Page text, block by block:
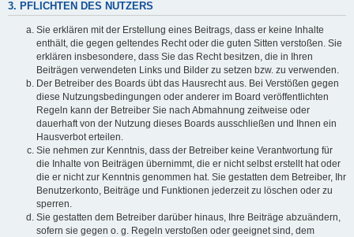
3. PFLICHTEN DES NUTZERS
Sie erklären mit der Erstellung eines Beitrags, dass er keine Inhalte
enthält, die gegen geltendes Recht oder die guten Sitten verstoßen. Sie
erklären insbesondere, dass Sie das Recht besitzen, die in Ihren
Beiträgen verwendeten Links und Bilder zu setzen bzw. zu verwenden.
Der Betreiber des Boards übt das Hausrecht aus. Bei Verstößen gegen
diese Nutzungsbedingungen oder anderer im Board veröffentlichten
Regeln kann der Betreiber Sie nach Abmahnung zeitweise oder
dauerhaft von der Nutzung dieses Boards ausschließen und Ihnen ein
Hausverbot erteilen.
Sie nehmen zur Kenntnis, dass der Betreiber keine Verantwortung für
die Inhalte von Beiträgen übernimmt, die er nicht selbst erstellt hat oder
die er nicht zur Kenntnis genommen hat. Sie gestatten dem Betreiber, Ihr
Benutzerkonto, Beiträge und Funktionen jederzeit zu löschen oder zu
sperren.
Sie gestatten dem Betreiber darüber hinaus, Ihre Beiträge abzuändern,
sofern sie gegen o. g. Regeln verstoßen oder geeignet sind, dem